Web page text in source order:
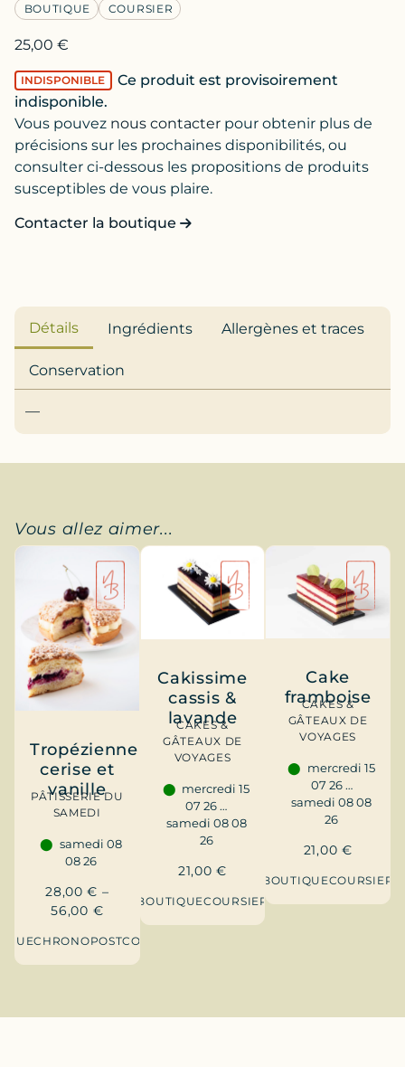
BOUTIQUE
COURSIER
25,00 €
INDISPONIBLE
Ce produit est provisoirement
indisponible.
Vous pouvez nous contacter pour obtenir plus de
précisions sur les prochaines disponibilités, ou
consulter ci-dessous les propositions de produits
susceptibles de vous plaire.
Contacter la boutique
Détails Ingrédients Allergènes et traces
Conservation
—
Vous allez aimer...
Tropézienne
cerise et
vanille
PÂTISSERIE DU
SAMEDI
samedi 08
08 26
28,00€ –
56,00 €
CHRONOPOSTCOURSIER
Cakissime
cassis &
lavande
CAKES &
GÂTEAUX DE
VOYAGES
mercredi 15
07 26 …
samedi 08 08
26
21,00€
BOUTIQUECOURSIER
Cake
framboise
CAKES &
GÂTEAUX DE
VOYAGES
mercredi 15
07 26 …
samedi 08 08
26
21,00 €
BOUTIQUECOURSIER